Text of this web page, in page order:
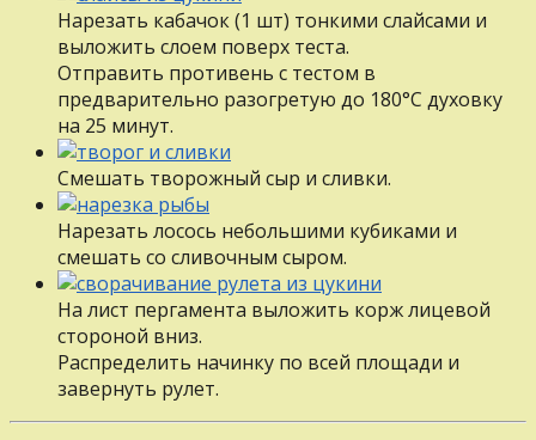
Нарезать кабачок (1 шт) тонкими слайсами и
выложить слоем поверх теста.
Отправить противень с тестом в
предварительно разогретую до 180°С духовку
на 25 минут.
Смешать творожный сыр и сливки.
Нарезать лосось небольшими кубиками и
смешать со сливочным сыром.
На лист пергамента выложить корж лицевой
стороной вниз.
Распределить начинку по всей площади и
завернуть рулет.